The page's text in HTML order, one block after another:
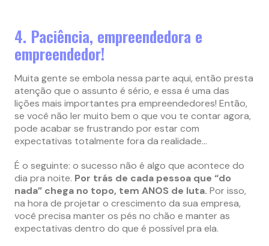
4. Paciência, empreendedora e
empreendedor!
Muita gente se embola nessa parte aqui, então presta
atenção que o assunto é sério, e essa é uma das
lições mais importantes pra empreendedores! Então,
se você não ler muito bem o que vou te contar agora,
pode acabar se frustrando por estar com
expectativas totalmente fora da realidade…
É o seguinte: o sucesso não é algo que acontece do
dia pra noite. Por trás de cada pessoa que “do
nada” chega no topo, tem ANOS de luta. Por isso,
na hora de projetar o crescimento da sua empresa,
você precisa manter os pés no chão e manter as
expectativas dentro do que é possível pra ela.